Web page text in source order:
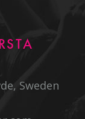
Sweden